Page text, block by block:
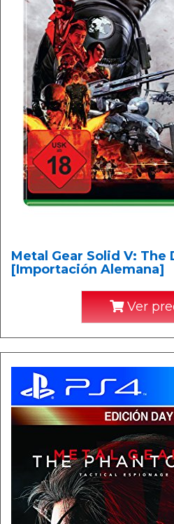
Metal Gear Solid V:
[Importación Alemana]
Ver